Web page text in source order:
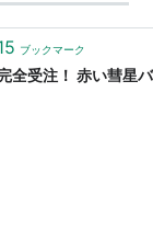
空力・快適
ブックマーク
全受注！ 赤い彗星